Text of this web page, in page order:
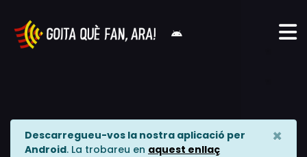
Descarregueu-vos la nostra aplicació per
Android. La trobareu en aquest enllaç
×